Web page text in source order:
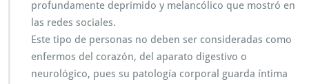
profundamente deprimido y melancólico que mostró en
las redes sociales.
Este tipo de personas no deben ser consideradas como
enfermos del corazón, del aparato digestivo o
neurológico, pues su patología corporal guarda íntima